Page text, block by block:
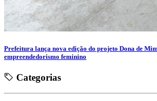
Prefeitura lança nova edição do projeto Dona de
empreendedorismo feminino
Categorias